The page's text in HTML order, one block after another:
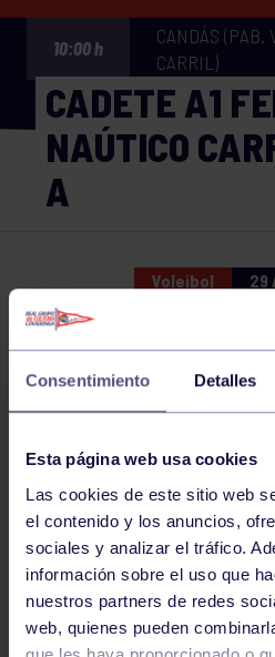
Consentimiento Detalles
Esta página web usa cookies
Las cookies de este sitio web
el contenido y los anuncios,
sociales y analizar el tráfico.
información sobre el uso que
nuestros partners de redes
web, quienes pueden
10:00 h
CANDÁS (PAB.
CARRIL)
CADETE A1
NAÚTICO
A
Voleibol 29